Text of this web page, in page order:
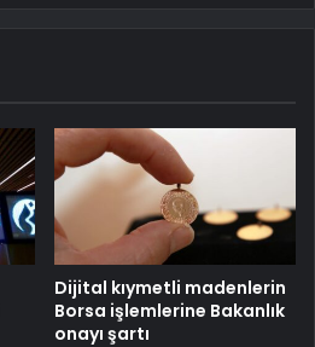
Dijital kıymetli madenlerin
Borsa işlemlerine Bakanlık
onayı şartı